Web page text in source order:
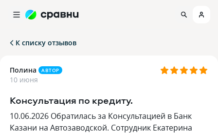
К списку отзывов
Полина АВТОР
10 июня
Консультация по кредиту.
10.06.2026 Обратилась за Консультацией в Банк
Казани на Автозаводской. Сотрудник Екатерина